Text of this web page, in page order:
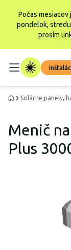
Počas
pondelok,
prosím
Solárne panely,
Menič
Plus